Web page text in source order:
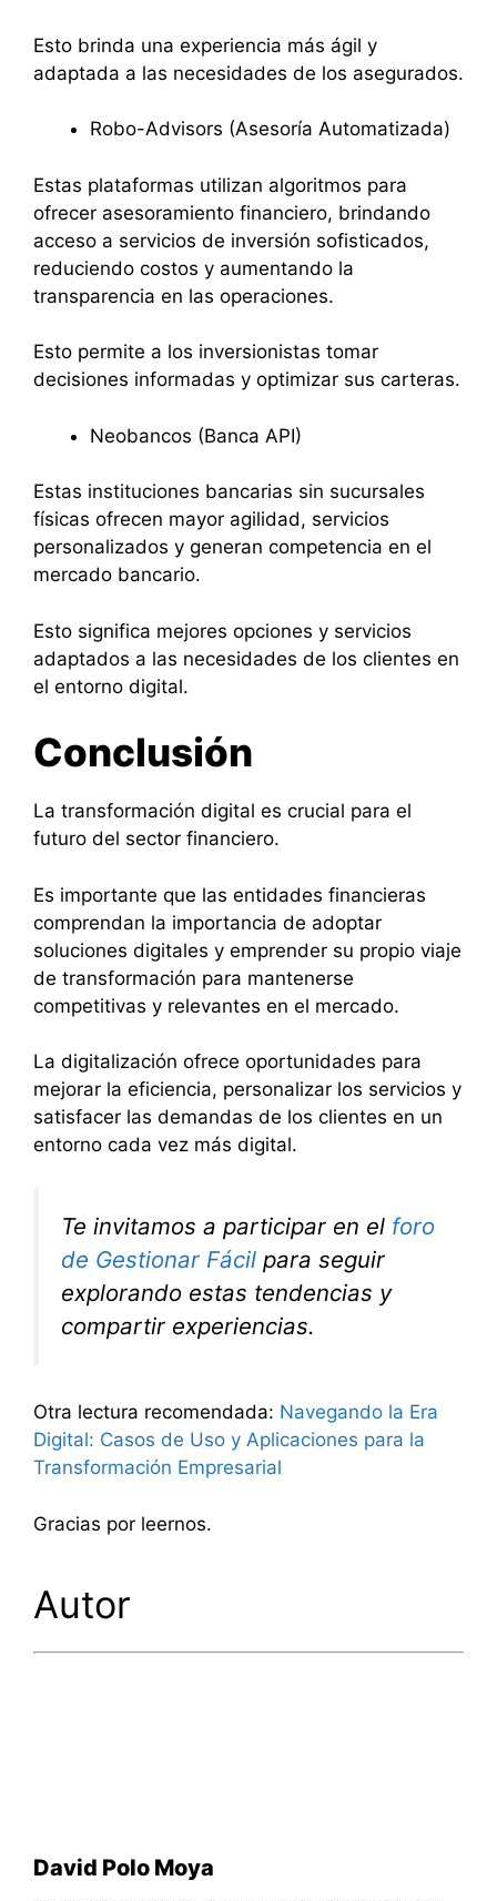
Esto brinda una experiencia más ágil y
adaptada a las necesidades de los asegurados.
Robo-Advisors (Asesoría Automatizada)
Estas plataformas utilizan algoritmos para
ofrecer asesoramiento financiero, brindando
acceso a servicios de inversión sofisticados,
reduciendo costos y aumentando la
transparencia en las operaciones.
Esto permite a los inversionistas tomar
decisiones informadas y optimizar sus carteras.
Neobancos (Banca API)
Estas instituciones bancarias sin sucursales
físicas ofrecen mayor agilidad, servicios
personalizados y generan competencia en el
mercado bancario.
Esto significa mejores opciones y servicios
adaptados a las necesidades de los clientes en
el entorno digital.
Conclusión
La transformación digital es crucial para el
futuro del sector financiero.
Es importante que las entidades financieras
comprendan la importancia de adoptar
soluciones digitales y emprender su propio viaje
de transformación para mantenerse
competitivas y relevantes en el mercado.
La digitalización ofrece oportunidades para
mejorar la eficiencia, personalizar los servicios y
satisfacer las demandas de los clientes en un
entorno cada vez más digital.
Te invitamos a participar en el foro
de Gestionar Fácil para seguir
explorando estas tendencias y
compartir experiencias.
Otra lectura recomendada: Navegando la Era
Digital: Casos de Uso y Aplicaciones para la
Transformación Empresarial
Gracias por leernos.
Autor
David Polo Moya